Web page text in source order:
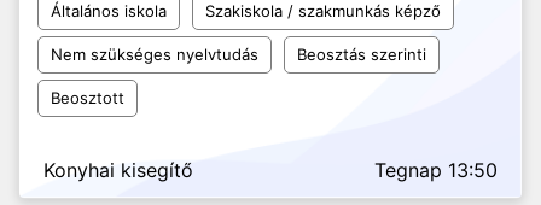
Általános iskola Szakiskola / szakmunkás képző
Nem szükséges nyelvtudás Beosztás szerinti
Beosztott
Konyhai kisegítő Tegnap 13:50